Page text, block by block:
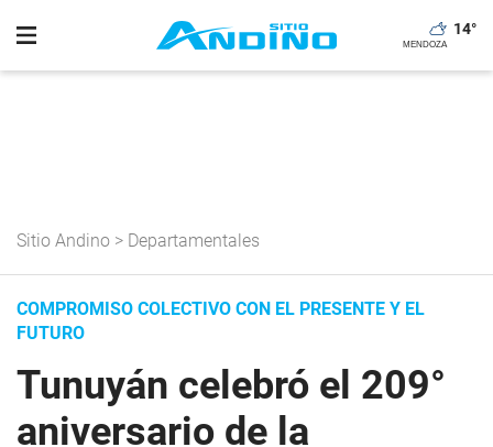
14°
Sitio Andino > Departamentales
COMPROMISO COLECTIVO CON EL PRESENTE Y EL
FUTURO
Tunuyán celebró el 209°
aniversario de la